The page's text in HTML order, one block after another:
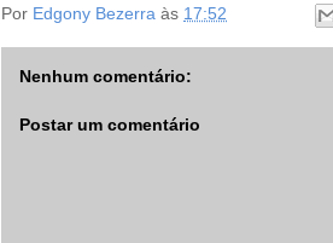
Por Edgony Bezerra às 17:52
Nenhum comentário:
Postar um comentário